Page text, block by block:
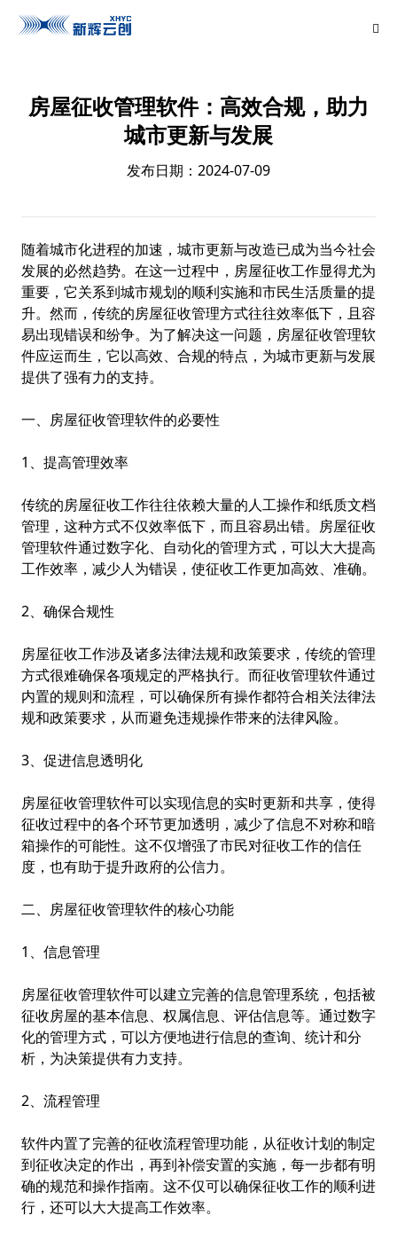
房屋征收管理软件：高效合规，助力
城市更新与发展
发布日期：2024-07-09
随着城市化进程的加速，城市更新与改造已成为当今社会
发展的必然趋势。在这一过程中，房屋征收工作显得尤为
重要，它关系到城市规划的顺利实施和市民生活质量的提
升。然而，传统的房屋征收管理方式往往效率低下，且容
易出现错误和纷争。为了解决这一问题，房屋征收管理软
件应运而生，它以高效、合规的特点，为城市更新与发展
提供了强有力的支持。
一、房屋征收管理软件的必要性
1、提高管理效率
传统的房屋征收工作往往依赖大量的人工操作和纸质文档
管理，这种方式不仅效率低下，而且容易出错。房屋征收
管理软件通过数字化、自动化的管理方式，可以大大提高
工作效率，减少人为错误，使征收工作更加高效、准确。
2、确保合规性
房屋征收工作涉及诸多法律法规和政策要求，传统的管理
方式很难确保各项规定的严格执行。而征收管理软件通过
内置的规则和流程，可以确保所有操作都符合相关法律法
规和政策要求，从而避免违规操作带来的法律风险。
3、促进信息透明化
房屋征收管理软件可以实现信息的实时更新和共享，使得
征收过程中的各个环节更加透明，减少了信息不对称和暗
箱操作的可能性。这不仅增强了市民对征收工作的信任
度，也有助于提升政府的公信力。
二、房屋征收管理软件的核心功能
1、信息管理
房屋征收管理软件可以建立完善的信息管理系统，包括被
征收房屋的基本信息、权属信息、评估信息等。通过数字
化的管理方式，可以方便地进行信息的查询、统计和分
析，为决策提供有力支持。
2、流程管理
软件内置了完善的征收流程管理功能，从征收计划的制定
到征收决定的作出，再到补偿安置的实施，每一步都有明
确的规范和操作指南。这不仅可以确保征收工作的顺利进
行，还可以大大提高工作效率。